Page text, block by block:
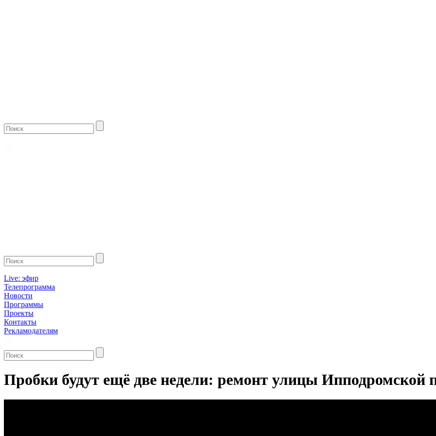
Live: эфир
Телепрограмма
Новости
Программы
Проекты
Контакты
Рекламодателям
Пробки будут ещё две недели: ремонт улицы Ипподромской